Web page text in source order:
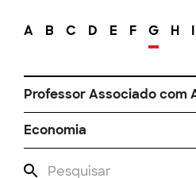
A B C D E F G H I
Professor Associado com
Economia